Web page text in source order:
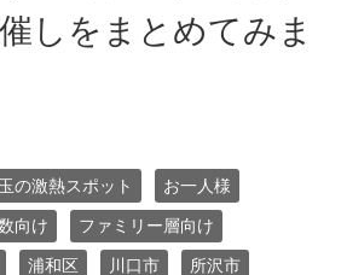
しをまとめてみま
の激熱スポット お一人様
向け ファミリー層向け
浦和区 川口市 所沢市